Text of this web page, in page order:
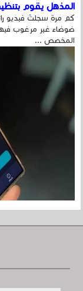
المذهل يقوم
كم مرة سجلتَ فيديو
ضوضاء غير مرغوب
المخصص ...